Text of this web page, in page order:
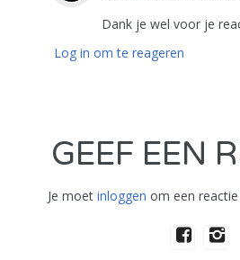
Dank je wel voor je
Log in om te reageren
GEEF EEN
Je moet inloggen om een